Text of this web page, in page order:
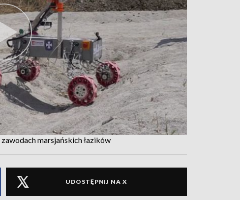
marsjańskich łazików
UDOSTĘPNIJ NA X